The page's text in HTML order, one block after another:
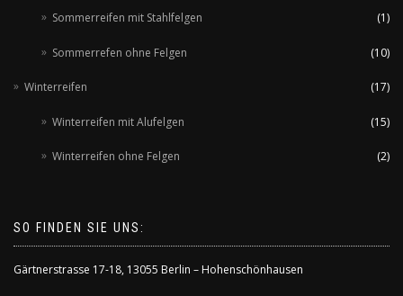
Sommerreifen mit Stahlfelgen (1)
Sommerrefen ohne Felgen (10)
Winterreifen (17)
Winterreifen mit Alufelgen (15)
Winterreifen ohne Felgen (2)
SO FINDEN SIE UNS:
Gärtnerstrasse 17-18, 13055 Berlin – Hohenschönhausen